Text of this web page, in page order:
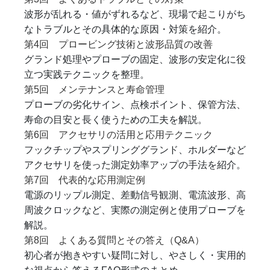
波形が乱れる・値がずれるなど、現場で起こりがち
なトラブルとその具体的な原因・対策を紹介。
第4回 プロービング技術と波形品質の改善
グランド処理やプローブの固定、波形の安定化に役
立つ実践テクニックを整理。
第5回 メンテナンスと寿命管理
プローブの劣化サイン、点検ポイント、保管方法、
寿命の目安と長く使うための工夫を解説。
第6回 アクセサリの活用と応用テクニック
フックチップやスプリンググランド、ホルダーなど
アクセサリを使った測定効率アップの手法を紹介。
第7回 代表的な応用測定例
電源のリップル測定、差動信号観測、電流波形、高
周波クロックなど、実際の測定例と使用プローブを
解説。
第8回 よくある質問とその答え（Q&A）
初心者が抱きやすい疑問に対し、やさしく・実用的